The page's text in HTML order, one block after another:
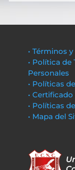
• Términos
• Política
Personales
• Políticas
•
• Políticas
• Mapa del